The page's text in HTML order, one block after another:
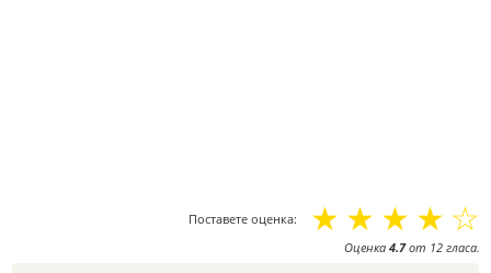
Поставете оценка: ☆
☆
☆
☆
☆
Оценка 4.7от 12 гласа.